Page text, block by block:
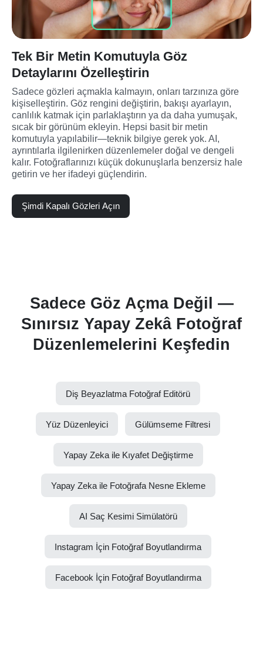
Tek Bir Metin Komutuyla Göz
Detaylarını Özelleştirin
Sadece gözleri açmakla kalmayın, onları tarzınıza göre
kişiselleştirin. Göz rengini değiştirin, bakışı ayarlayın,
canlılık katmak için parlaklaştırın ya da daha yumuşak,
sıcak bir görünüm ekleyin. Hepsi basit bir metin
komutuyla yapılabilir—teknik bilgiye gerek yok. AI,
ayrıntılarla ilgilenirken düzenlemeler doğal ve dengeli
kalır. Fotoğraflarınızı küçük dokunuşlarla benzersiz hale
getirin ve her ifadeyi güçlendirin.
Şimdi Kapalı Gözleri Açın
Sadece Göz Açma Değil —
Sınırsız Yapay Zekâ Fotoğraf
Düzenlemelerini Keşfedin
Diş Beyazlatma Fotoğraf Editörü
Yüz Düzenleyici Gülümseme Filtresi
Yapay Zeka ile Kıyafet Değiştirme
Yapay Zeka ile Fotoğrafa Nesne Ekleme
AI Saç Kesimi Simülatörü
Instagram İçin Fotoğraf Boyutlandırma
Facebook İçin Fotoğraf Boyutlandırma